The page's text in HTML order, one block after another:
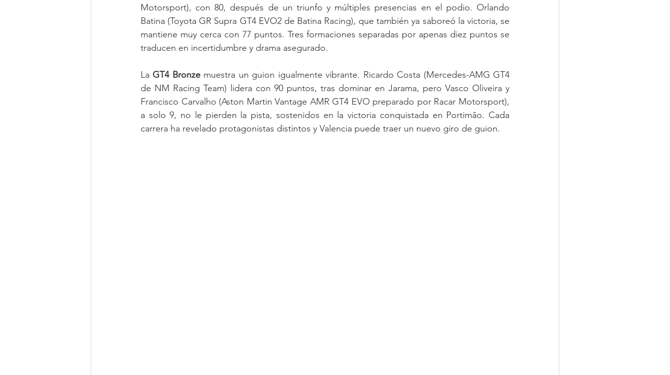
Motorsport), con 80, después de un triunfo y múltiples presencias en el podio. Orlando
Batina (Toyota GR Supra GT4 EVO2 de Batina Racing), que también ya saboreó la victoria, se
mantiene muy cerca con 77 puntos. Tres formaciones separadas por apenas diez puntos se
traducen en incertidumbre y drama asegurado.
La GT4 Bronze muestra un guion igualmente vibrante. Ricardo Costa (Mercedes-AMG GT4
de NM Racing Team) lidera con 90 puntos, tras dominar en Jarama, pero Vasco Oliveira y
Francisco Carvalho (Aston Martin Vantage AMR GT4 EVO preparado por Racar Motorsport),
a solo 9, no le pierden la pista, sostenidos en la victoria conquistada en Portimão. Cada
carrera ha revelado protagonistas distintos y Valencia puede traer un nuevo giro de guion.